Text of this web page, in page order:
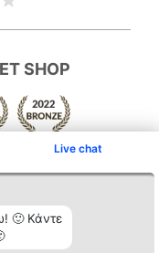
Live chat
🙂 Κάντε
SHOP
Επικοινωνία